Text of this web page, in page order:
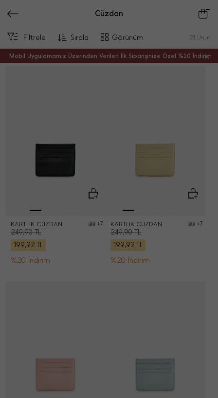
Mobil Uygulamamız Üzerinden Verilen İlk Siparişinize Özel %10 İndirim
Cüzdan
Filtrele Sırala Görünüm 21 Ürün
KARTLIK CÜZDAN +7
249,90TL
199,92TL
%20 İndirim
KARTLIK CÜZDAN +7
249,90TL
199,92TL
%20 İndirim